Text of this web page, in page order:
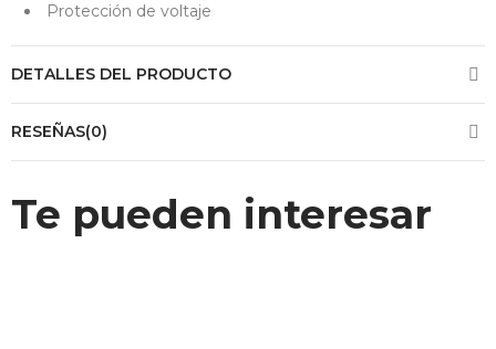
Protección de voltaje
DETALLES DEL PRODUCTO
RESEÑAS(0)
Te pueden interesar